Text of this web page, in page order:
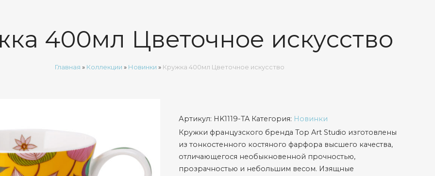
400мл Цветочное искуcство
Главная » Коллекции » Новинки » Кружка 400мл Цветочное искуcство
Артикул: HK1119-TA Категория: Новинки
Кружки французского бренда Top Art Studio изготовлены
из тонкостенного костяного фарфора высшего качества,
отличающегося необыкновенной прочностью,
прозрачностью и небольшим весом. Изящные